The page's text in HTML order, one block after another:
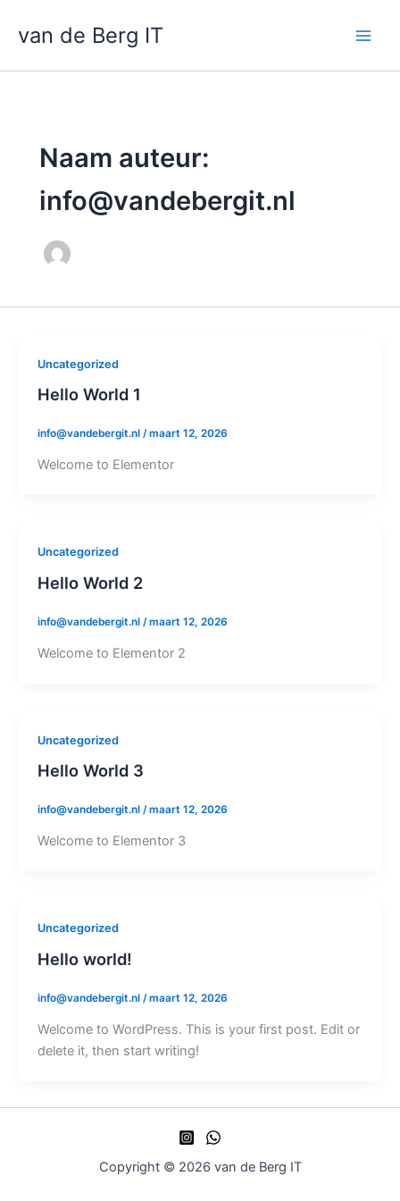
naar
inhoud
van de Berg IT
Naam auteur:
info@vandebergit.nl
Uncategorized
Hello World 1
info@vandebergit.nl /maart 12, 2026
Welcome to Elementor
Uncategorized
Hello World 2
info@vandebergit.nl /maart 12, 2026
Welcome to Elementor 2
Uncategorized
Hello World 3
info@vandebergit.nl /maart 12, 2026
Welcome to Elementor 3
Uncategorized
Hello world!
info@vandebergit.nl /maart 12, 2026
Welcome to WordPress. This is your first post. Edit or
delete it, then start writing!
Copyright © 2026 van de Berg IT